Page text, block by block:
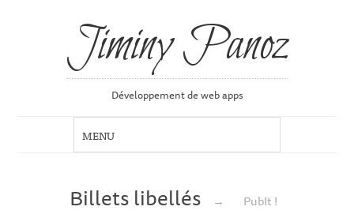
Jiminy Panoz
Développement de web apps
Billets libellés → PubIt !